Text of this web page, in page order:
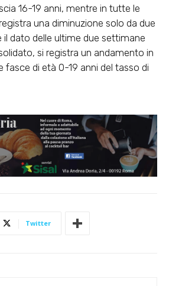
16-19 anni, mentre in tutte le
una diminuzione solo da due
il dato delle ultime due settimane
si registra un andamento in
fasce di età 0-19 anni del tasso di
Twitter